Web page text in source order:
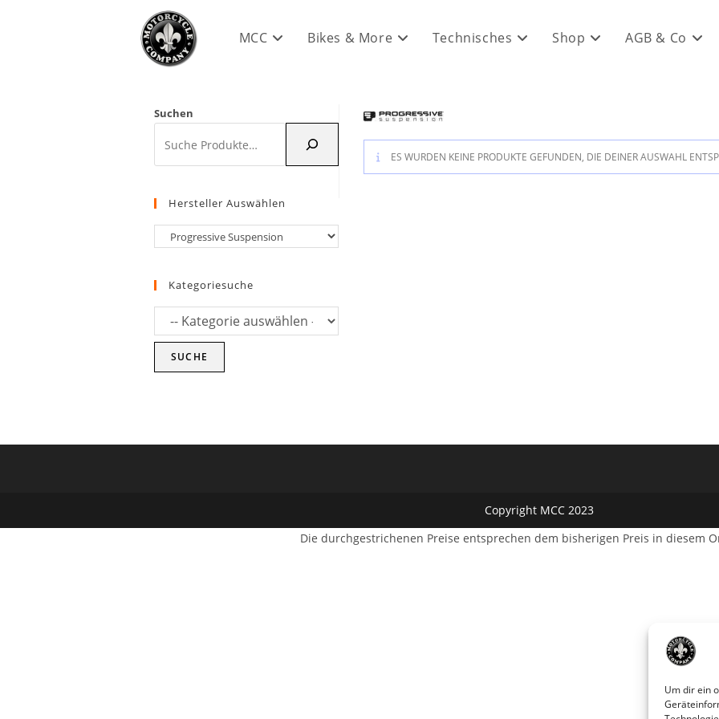
Um dir ein
MCC Bikes & More Technisches Shop AGB & Co
ES WURDEN KEINE PRODUKTE GEFUNDEN, DIE DEINER AUSWAHL
Suchen
Hersteller Auswählen
Kategoriesuche
SUCHE
Copyright MCC 2023
Die durchgestrichenen Preise entsprechen dem bisherigen Preis in diesem